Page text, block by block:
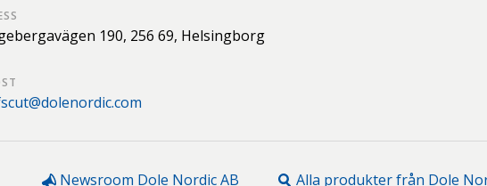
190, 256 69, Helsingborg
Newsroom Dole Nordic AB Alla produkter från Dole